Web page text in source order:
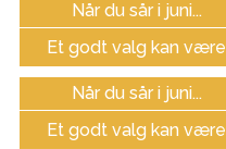
Når du sår i juni...
Et godt valg kan være
Når du sår i juni...
Et godt valg kan være